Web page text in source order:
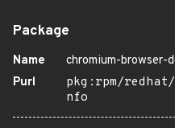
Package
Name
chromium-browser-
Purl
pkg:rpm/redhat/
nfo